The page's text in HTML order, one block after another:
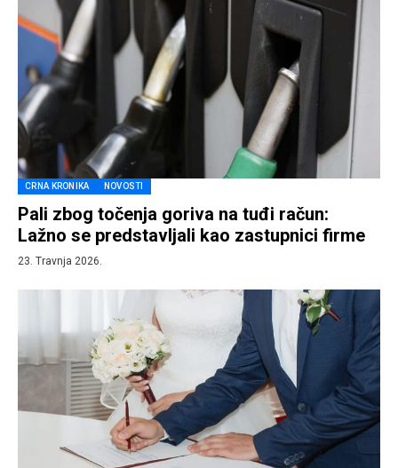
CRNA KRONIKA NOVOSTI
Pali zbog točenja goriva na tuđi račun:
Lažno se predstavljali kao zastupnici firme
23. Travnja 2026.